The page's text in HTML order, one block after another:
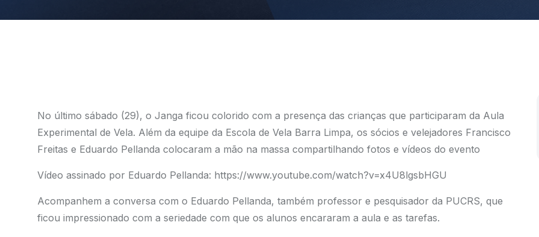
No último sábado (29), o Janga ficou colorido com a presença das crianças que participaram da Aula
Experimental de Vela. Além da equipe da Escola de Vela Barra Limpa, os sócios e velejadores Francisco
Freitas e Eduardo Pellanda colocaram a mão na massa compartilhando fotos e vídeos do evento
Vídeo assinado por Eduardo Pellanda: https://www.youtube.com/watch?v=x4U8lgsbHGU
Acompanhem a conversa com o Eduardo Pellanda, também professor e pesquisador da PUCRS, que
ficou impressionado com a seriedade com que os alunos encararam a aula e as tarefas.